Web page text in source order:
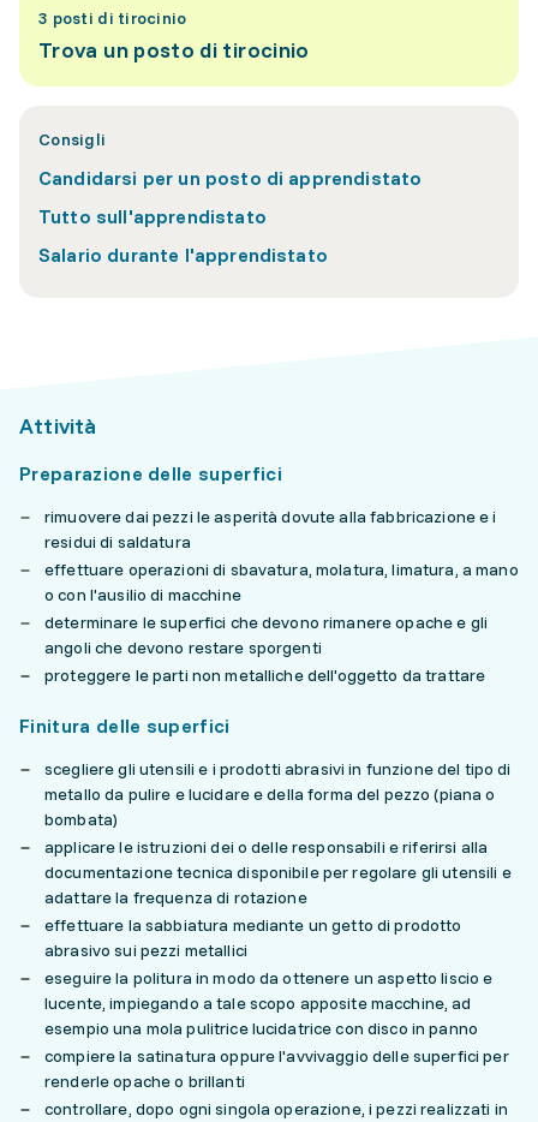
3 posti di tirocinio
Trova un posto di tirocinio
Consigli
Candidarsi per un posto di apprendistato
Tutto sull'apprendistato
Salario durante l'apprendistato
Attività
Preparazione delle superfici
rimuovere dai pezzi le asperità dovute alla fabbricazione e i
residui di saldatura
effettuare operazioni di sbavatura, molatura, limatura, a mano
o con l'ausilio di macchine
determinare le superfici che devono rimanere opache e gli
angoli che devono restare sporgenti
proteggere le parti non metalliche dell'oggetto da trattare
Finitura delle superfici
scegliere gli utensili e i prodotti abrasivi in funzione del tipo di
metallo da pulire e lucidare e della forma del pezzo (piana o
bombata)
applicare le istruzioni dei o delle responsabili e riferirsi alla
documentazione tecnica disponibile per regolare gli utensili e
adattare la frequenza di rotazione
effettuare la sabbiatura mediante un getto di prodotto
abrasivo sui pezzi metallici
eseguire la politura in modo da ottenere un aspetto liscio e
lucente, impiegando a tale scopo apposite macchine, ad
esempio una mola pulitrice lucidatrice con disco in panno
compiere la satinatura oppure l'avvivaggio delle superfici per
renderle opache o brillanti
controllare, dopo ogni singola operazione, i pezzi realizzati in